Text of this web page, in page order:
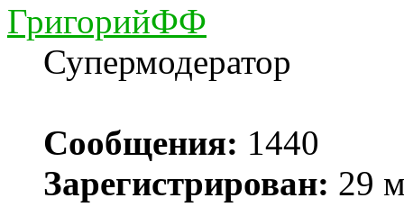
ГригорийФФ
Супермодератор
Сообщения: 1440
Зарегистрирован: 29